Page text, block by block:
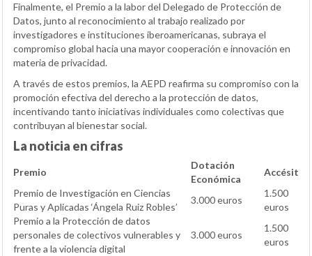
Finalmente, el Premio a la labor del Delegado de Protección de
Datos, junto al reconocimiento al trabajo realizado por
investigadores e instituciones iberoamericanas, subraya el
compromiso global hacia una mayor cooperación e innovación en
materia de privacidad.
A través de estos premios, la AEPD reafirma su compromiso con la
promoción efectiva del derecho a la protección de datos,
incentivando tanto iniciativas individuales como colectivas que
contribuyan al bienestar social.
La noticia en cifras
Premio
Dotación
Económica
Accésit
Premio de Investigación en Ciencias
Puras y Aplicadas ‘Ángela Ruiz Robles’
3.000 euros
1.500
euros
Premio a la Protección de datos
personales de colectivos vulnerables y
frente a la violencia digital
3.000 euros
1.500
euros